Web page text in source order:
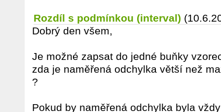
Rozdíl s podmínkou (interval)
Dobrý den všem,
Je možné zapsat do jedné buňky
zda je naměřená odchylka větší než
?
Pokud by naměřená odchylka byla